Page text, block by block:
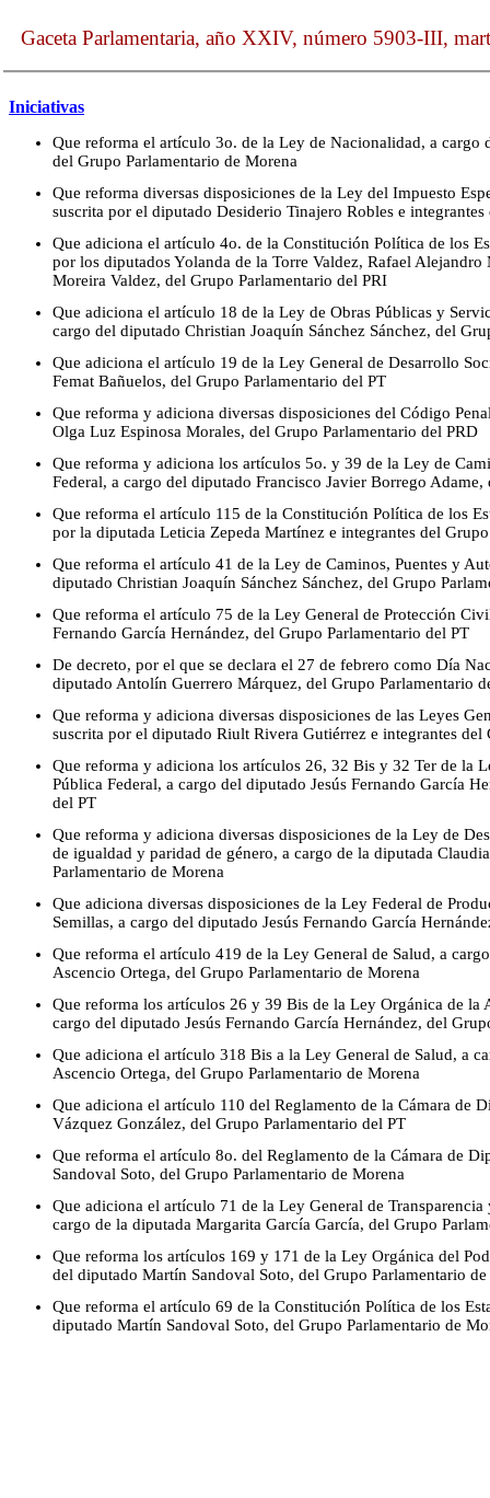
Gaceta Parlamentaria, año XXIV, número 5903-III,
Iniciativas
Que reforma el artículo 3o. de la Ley de Nacionalidad, a
del Grupo Parlamentario de Morena
Que reforma diversas disposiciones de la Ley del Impuesto
suscrita por el diputado Desiderio Tinajero Robles e
Que adiciona el artículo 4o. de la Constitución Política de los
por los diputados Yolanda de la Torre Valdez, Rafael
Moreira Valdez, del Grupo Parlamentario del PRI
Que adiciona el artículo 18 de la Ley de Obras Públicas y
cargo del diputado Christian Joaquín Sánchez Sánchez, del
Que adiciona el artículo 19 de la Ley General de Desarrollo
Femat Bañuelos, del Grupo Parlamentario del PT
Que reforma y adiciona diversas disposiciones del Código
Olga Luz Espinosa Morales, del Grupo Parlamentario del PRD
Que reforma y adiciona los artículos 5o. y 39 de la Ley de
Federal, a cargo del diputado Francisco Javier Borrego
Que reforma el artículo 115 de la Constitución Política de los
por la diputada Leticia Zepeda Martínez e integrantes del
Que reforma el artículo 41 de la Ley de Caminos, Puentes y
diputado Christian Joaquín Sánchez Sánchez, del Grupo
Que reforma el artículo 75 de la Ley General de Protección
Fernando García Hernández, del Grupo Parlamentario del PT
De decreto, por el que se declara el 27 de febrero como Día
diputado Antolín Guerrero Márquez, del Grupo Parlamentario
Que reforma y adiciona diversas disposiciones de las Leyes
suscrita por el diputado Riult Rivera Gutiérrez e integrantes del
Que reforma y adiciona los artículos 26, 32 Bis y 32 Ter de la
Pública Federal, a cargo del diputado Jesús Fernando García
del PT
Que reforma y adiciona diversas disposiciones de la Ley de
de igualdad y paridad de género, a cargo de la diputada
Parlamentario de Morena
Que adiciona diversas disposiciones de la Ley Federal de
Semillas, a cargo del diputado Jesús Fernando García
Que reforma el artículo 419 de la Ley General de Salud, a
Ascencio Ortega, del Grupo Parlamentario de Morena
Que reforma los artículos 26 y 39 Bis de la Ley Orgánica de la
cargo del diputado Jesús Fernando García Hernández, del
Que adiciona el artículo 318 Bis a la Ley General de Salud, a
Ascencio Ortega, del Grupo Parlamentario de Morena
Que adiciona el artículo 110 del Reglamento de la Cámara de
Vázquez González, del Grupo Parlamentario del PT
Que reforma el artículo 8o. del Reglamento de la Cámara de
Sandoval Soto, del Grupo Parlamentario de Morena
Que adiciona el artículo 71 de la Ley General de
cargo de la diputada Margarita García García, del Grupo
Que reforma los artículos 169 y 171 de la Ley Orgánica del
del diputado Martín Sandoval Soto, del Grupo Parlamentario
Que reforma el artículo 69 de la Constitución Política de los
diputado Martín Sandoval Soto, del Grupo Parlamentario de